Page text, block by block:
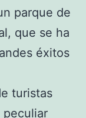
parque de
que se ha
éxitos
turistas
peculiar